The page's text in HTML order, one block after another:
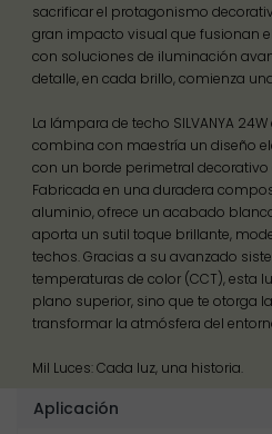
sacrificar el protagonismo
gran impacto visual que fusionan
con soluciones de iluminación
detalle, en cada brillo, comienza
La lámpara de techo SILVANYA
combina con maestría un diseño
con un borde perimetral
Fabricada en una duradera
aluminio, ofrece un acabado
aporta un sutil toque brillante,
techos. Gracias a su avanzado
temperaturas de color (CCT), esta
plano superior, sino que te otorga
transformar la atmósfera del
Mil Luces: Cada luz, una historia.
Aplicación